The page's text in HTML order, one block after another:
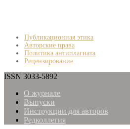
Публикационная этика
Авторские права
Политика антиплагиата
Рецензирование
ISSN 3033-5892
О журнале
Выпуски
Инструкции для авторов
Редколлегия